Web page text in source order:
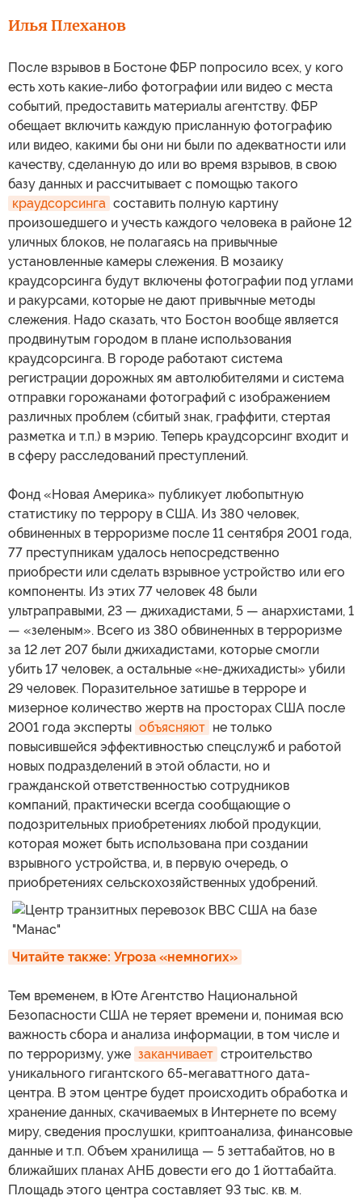
Илья Плеханов
После взрывов в Бостоне ФБР попросило всех, у кого
есть хоть какие-либо фотографии или видео с места
событий, предоставить материалы агентству. ФБР
обещает включить каждую присланную фотографию
или видео, какими бы они ни были по адекватности или
качеству, сделанную до или во время взрывов, в свою
базу данных и рассчитывает с помощью такого
краудсорсинга составить полную картину
произошедшего и учесть каждого человека в районе 12
уличных блоков, не полагаясь на привычные
установленные камеры слежения. В мозаику
краудсорсинга будут включены фотографии под углами
и ракурсами, которые не дают привычные методы
слежения. Надо сказать, что Бостон вообще является
продвинутым городом в плане использования
краудсорсинга. В городе работают система
регистрации дорожных ям автолюбителями и система
отправки горожанами фотографий с изображением
различных проблем (сбитый знак, граффити, стертая
разметка и т.п.) в мэрию. Теперь краудсорсинг входит и
в сферу расследований преступлений.
Фонд «Новая Америка» публикует любопытную
статистику по террору в США. Из 380 человек,
обвиненных в терроризме после 11 сентября 2001 года,
77 преступникам удалось непосредственно
приобрести или сделать взрывное устройство или его
компоненты. Из этих 77 человек 48 были
ультраправыми, 23 — джихадистами, 5 — анархистами, 1
— «зеленым». Всего из 380 обвиненных в терроризме
за 12 лет 207 были джихадистами, которые смогли
убить 17 человек, а остальные «не-джихадисты» убили
29 человек. Поразительное затишье в терроре и
мизерное количество жертв на просторах США после
2001 года эксперты объясняют не только
повысившейся эффективностью спецслужб и работой
новых подразделений в этой области, но и
гражданской ответственностью сотрудников
компаний, практически всегда сообщающие о
подозрительных приобретениях любой продукции,
которая может быть использована при создании
взрывного устройства, и, в первую очередь, о
приобретениях сельскохозяйственных удобрений.
Читайте также: Угроза «немногих»
Тем временем, в Юте Агентство Национальной
Безопасности США не теряет времени и, понимая всю
важность сбора и анализа информации, в том числе и
по терроризму, уже заканчивает строительство
уникального гигантского 65-мегаваттного дата-
центра. В этом центре будет происходить обработка и
хранение данных, скачиваемых в Интернете по всему
миру, сведения прослушки, криптоанализа, финансовые
данные и т.п. Объем хранилища — 5 зеттабайтов, но в
ближайших планах АНБ довести его до 1 йоттабайта.
Площадь этого центра составляет 93 тыс. кв. м.